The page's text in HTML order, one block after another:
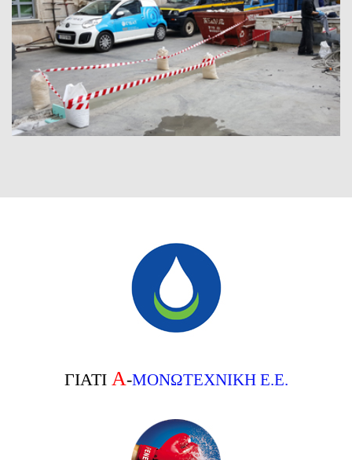
ΓΙΑΤΙ Α-ΜΟΝΩΤΕΧΝΙΚΗ Ε.Ε.